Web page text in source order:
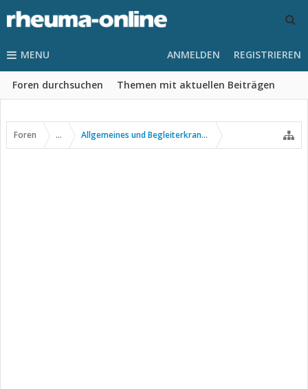
MENU
Foren durchsuchen Themen mit aktuellen Beiträgen
ANMELDEN REGISTRIEREN
Foren ... Allgemeines und Begleiterkrankungen